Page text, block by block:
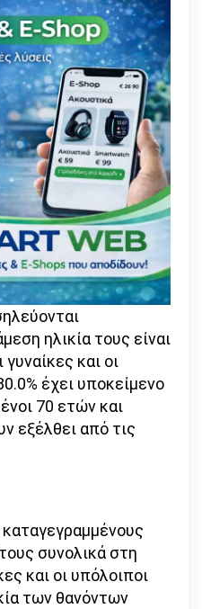
ηλικία τους είναι
και οι
έχει υποκείμενο
70 ετών και
εξέλθει από τις
συνολικά στη
και οι υπόλοιποι
των θανόντων